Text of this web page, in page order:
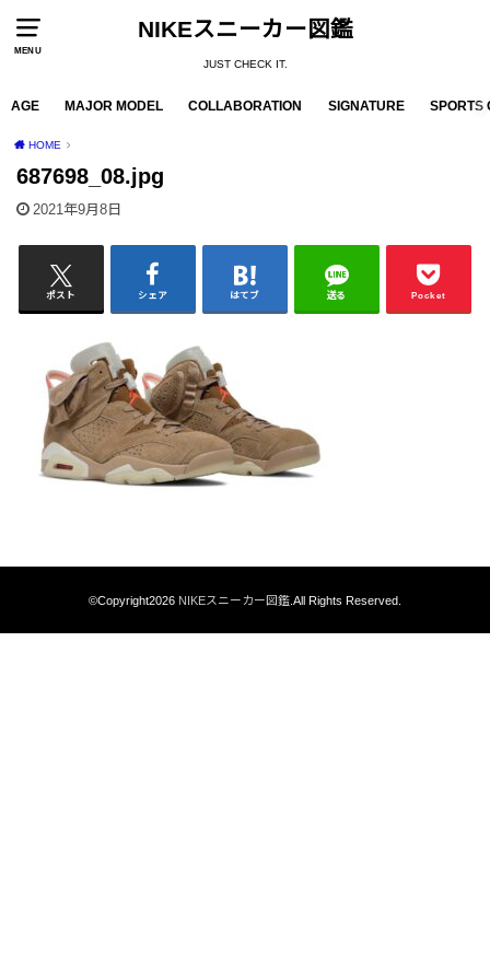
MENU
NIKEスニーカー図鑑
JUST CHECK IT.
AGE MAJOR MODEL COLLABORATION SIGNATURE SPORTS
HOME
687698_08.jpg
2021年9月8日
ポスト シェア はてブ 送る Pocket
©Copyright2026 NIKEスニーカー図鑑.All Rights Reserved.